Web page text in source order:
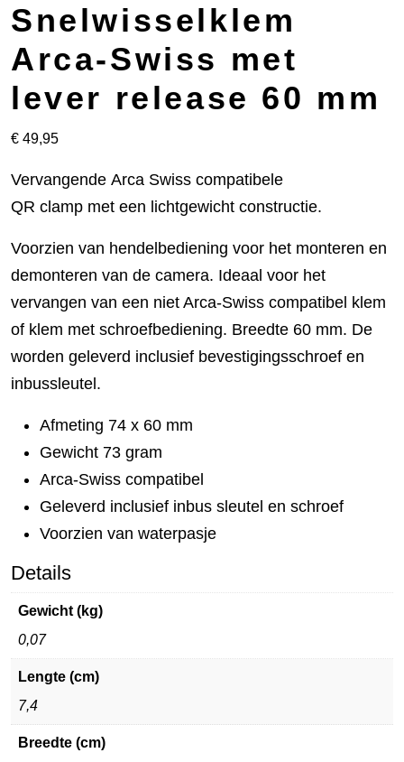
Snelwisselklem
Arca-Swiss met
lever release 60 mm
€ 49,95
Vervangende Arca Swiss compatibele
QR clamp met een lichtgewicht constructie.
Voorzien van hendelbediening voor het monteren en
demonteren van de camera. Ideaal voor het
vervangen van een niet Arca-Swiss compatibel klem
of klem met schroefbediening. Breedte 60 mm. De
worden geleverd inclusief bevestigingsschroef en
inbussleutel.
Afmeting 74 x 60 mm
Gewicht 73 gram
Arca-Swiss compatibel
Geleverd inclusief inbus sleutel en schroef
Voorzien van waterpasje
Details
Gewicht (kg)
0,07
Lengte (cm)
7,4
Breedte (cm)